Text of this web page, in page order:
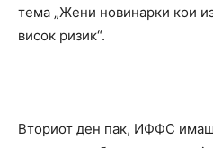
тема „Жени новинарки кои
висок ризик“.
Вториот ден пак, ИФФС